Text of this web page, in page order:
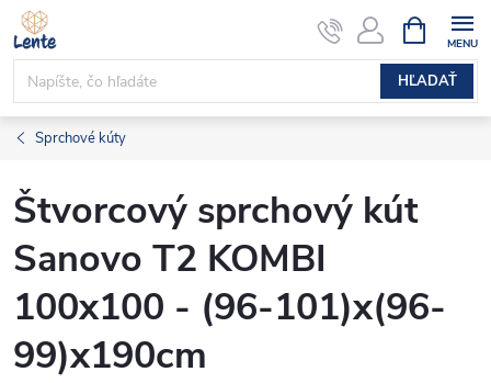
Prejsť
na
obsah
HĽADAŤ
KOŠÍK
Sprchové kúty
Štvorcový sprchový kút
Sanovo T2 KOMBI
100x100 - (96-101)x(96-
99)x190cm